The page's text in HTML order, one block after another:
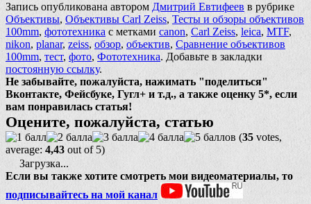
Запись опубликована автором Дмитрий Евтифеев в рубрике
Объективы, Объективы Carl Zeiss, Тесты и обзоры объективов
100mm, фототехника с метками canon, Carl Zeiss, leica, MTF,
nikon, planar, zeiss, обзор, объектив, Сравнение объективов
100mm, тест, фото, Фототехника. Добавьте в закладки
постоянную ссылку.
Не забывайте, пожалуйста, нажимать "поделиться"
Вконтакте, Фейсбуке, Гугл+ и т.д., а также оценку 5*, если
вам понравилась статья!
Оцените, пожалуйста, статью
(35 votes,
average: 4,43 out of 5)
Загрузка...
Если вы также хотите смотреть мои видеоматериалы, то
подписывайтесь на мой канал